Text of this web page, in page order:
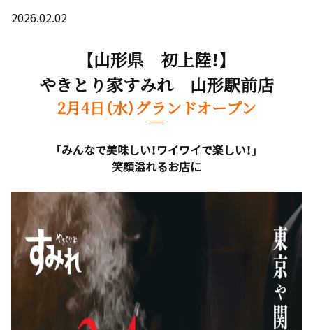
2026.02.02
【山形県 初上陸！】
やきとり家すみれ 山形駅前店
2月4日（水）グランドオープン
「みんなで美味しい！ワイワイで楽しい！」
笑顔溢れるお店に